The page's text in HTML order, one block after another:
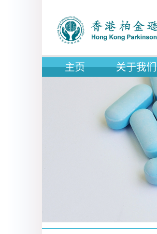
主页 关于我们